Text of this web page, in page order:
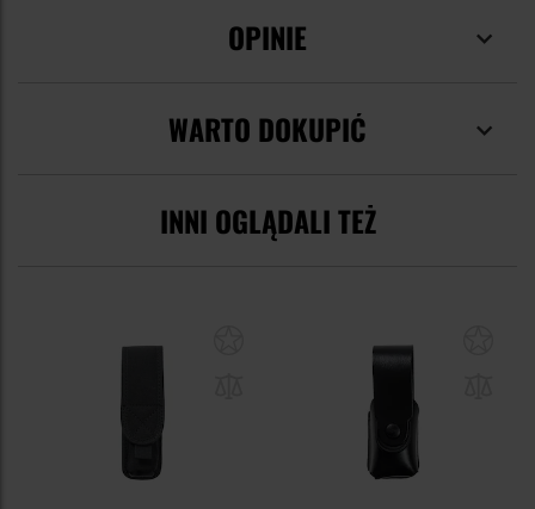
OPINIE
WARTO DOKUPIĆ
INNI OGLĄDALI TEŻ